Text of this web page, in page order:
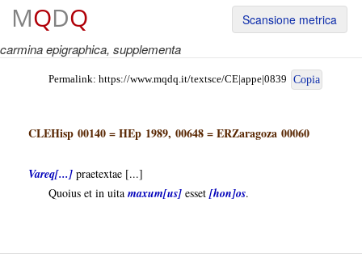
MQDQ Scansione metrica
carmina epigraphica, supplementa
Permalink: https://www.mqdq.it/textsce/CE|appe|0839 Copia
CLEHisp 00140=HEp 1989, 00648=ERZaragoza 00060
Vareq[...] praetextae [...]
Quoius et in uita maxum[us] esset [hon]os.